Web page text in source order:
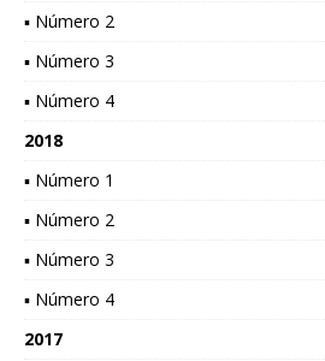
▪ Número 2
▪ Número 3
▪ Número 4
2018
▪ Número 1
▪ Número 2
▪ Número 3
▪ Número 4
2017